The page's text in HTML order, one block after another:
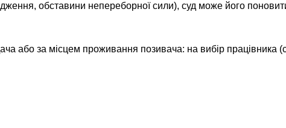
обставини непереборної сили), суд може його
або за місцем проживання позивача: на вибір працівника